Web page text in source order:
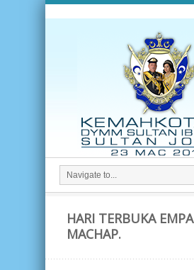
HARI TERBUKA
MACHAP.